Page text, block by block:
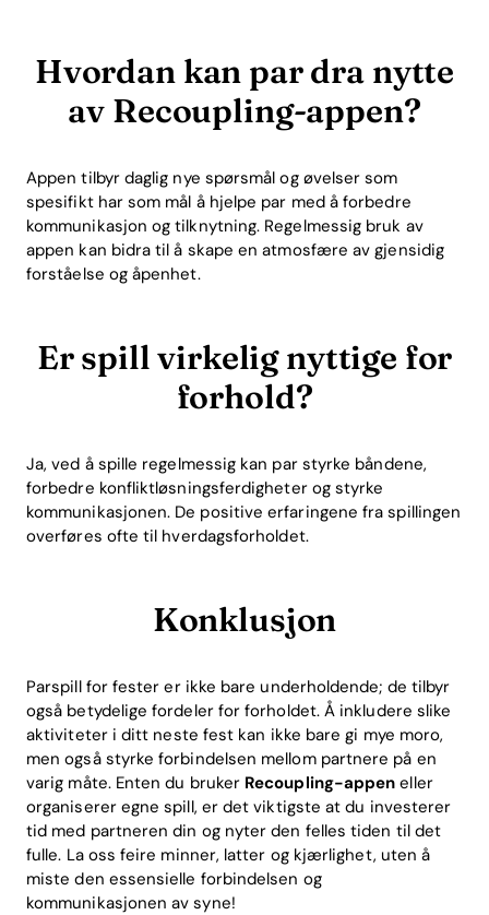
Hvordan kan par dra nytte
av Recoupling-appen?
Appen tilbyr daglig nye spørsmål og øvelser som
spesifikt har som mål å hjelpe par med å forbedre
kommunikasjon og tilknytning. Regelmessig bruk av
appen kan bidra til å skape en atmosfære av gjensidig
forståelse og åpenhet.
Er spill virkelig nyttige for
forhold?
Ja, ved å spille regelmessig kan par styrke båndene,
forbedre konfliktløsningsferdigheter og styrke
kommunikasjonen. De positive erfaringene fra spillingen
overføres ofte til hverdagsforholdet.
Konklusjon
Parspill for fester er ikke bare underholdende; de tilbyr
også betydelige fordeler for forholdet. Å inkludere slike
aktiviteter i ditt neste fest kan ikke bare gi mye moro,
men også styrke forbindelsen mellom partnere på en
varig måte. Enten du bruker Recoupling-appen eller
organiserer egne spill, er det viktigste at du investerer
tid med partneren din og nyter den felles tiden til det
fulle. La oss feire minner, latter og kjærlighet, uten å
miste den essensielle forbindelsen og
kommunikasjonen av syne!